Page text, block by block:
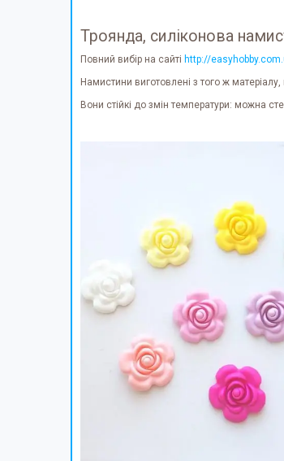
Троянда, силіконова
Повний вибір на сайті http://
Намистини виготовлені з того ж
Вони стійкі до змін температури: можна